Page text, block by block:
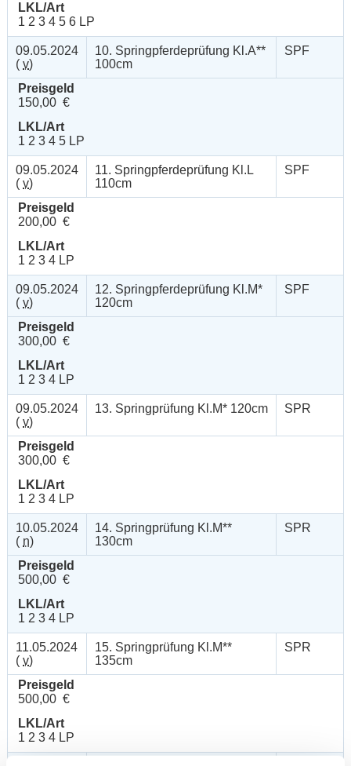
LKL/Art
1 2 3 4 5 6 LP
09.05.2024
( v)
10. Springpferdeprüfung Kl.A**
100cm
SPF
Preisgeld
150,00 €
LKL/Art
1 2 3 4 5 LP
09.05.2024
( v)
11. Springpferdeprüfung Kl.L
110cm
SPF
Preisgeld
200,00 €
LKL/Art
1 2 3 4 LP
09.05.2024
( v)
12. Springpferdeprüfung Kl.M*
120cm
SPF
Preisgeld
300,00 €
LKL/Art
1 2 3 4 LP
09.05.2024
( v)
13. Springprüfung Kl.M* 120cm SPR
Preisgeld
300,00 €
LKL/Art
1 2 3 4 LP
10.05.2024
( n)
14. Springprüfung Kl.M**
130cm
SPR
Preisgeld
500,00 €
LKL/Art
1 2 3 4 LP
11.05.2024
( v)
15. Springprüfung Kl.M**
135cm
SPR
Preisgeld
500,00 €
LKL/Art
1 2 3 4 LP